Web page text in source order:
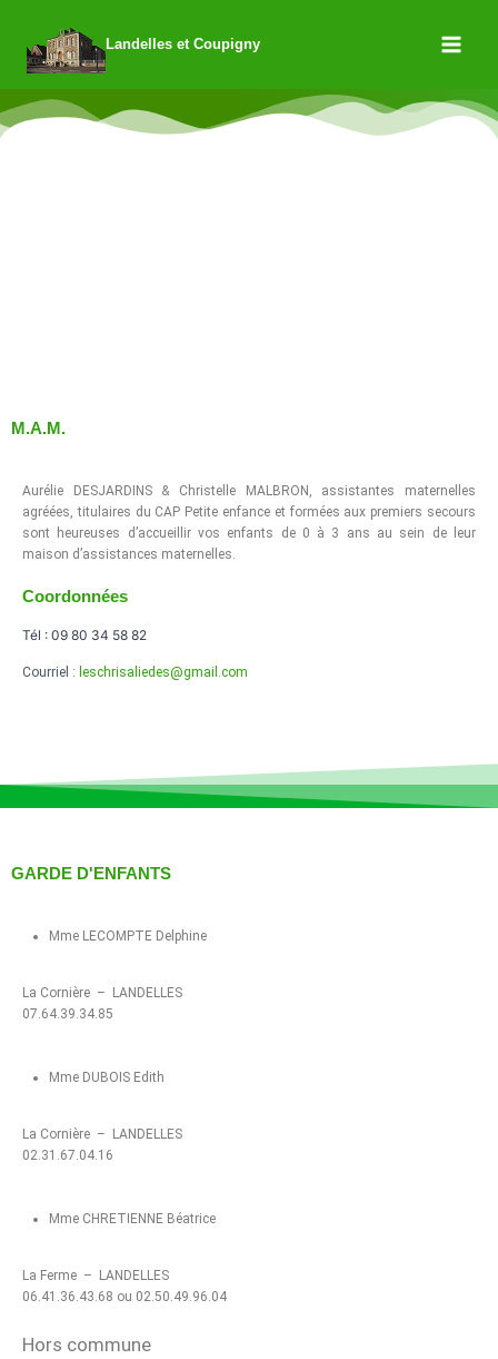
Landelles et Coupigny
M.A.M.
Aurélie DESJARDINS & Christelle MALBRON, assistantes maternelles
agréées, titulaires du CAP Petite enfance et formées aux premiers secours
sont heureuses d’accueillir vos enfants de 0 à 3 ans au sein de leur
maison d’assistances maternelles.
Coordonnées
Tél : 09 80 34 58 82
Courriel : leschrisaliedes@gmail.com
GARDE D'ENFANTS
Mme LECOMPTE Delphine
La Cornière – LANDELLES
07.64.39.34.85
Mme DUBOIS Edith
La Cornière – LANDELLES
02.31.67.04.16
Mme CHRETIENNE Béatrice
La Ferme – LANDELLES
06.41.36.43.68 ou 02.50.49.96.04
Hors commune